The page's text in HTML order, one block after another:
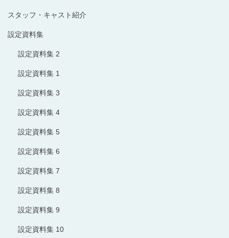
スタッフ・キャスト紹介
設定資料集
設定資料集 2
設定資料集 1
設定資料集 3
設定資料集 4
設定資料集 5
設定資料集 6
設定資料集 7
設定資料集 8
設定資料集 9
設定資料集 10